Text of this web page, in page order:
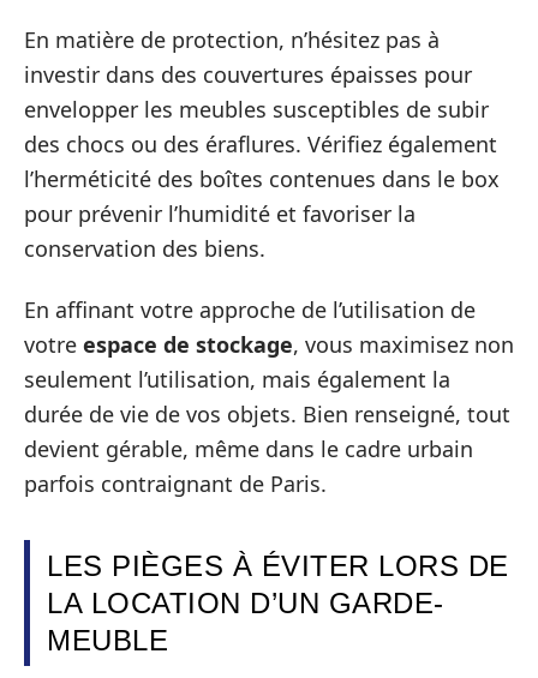
En matière de protection, n’hésitez pas à
investir dans des couvertures épaisses pour
envelopper les meubles susceptibles de subir
des chocs ou des éraflures. Vérifiez également
l’herméticité des boîtes contenues dans le box
pour prévenir l’humidité et favoriser la
conservation des biens.
En affinant votre approche de l’utilisation de
votre espace de stockage, vous maximisez non
seulement l’utilisation, mais également la
durée de vie de vos objets. Bien renseigné, tout
devient gérable, même dans le cadre urbain
parfois contraignant de Paris.
LES PIÈGES À ÉVITER LORS DE
LA LOCATION D’UN GARDE-
MEUBLE